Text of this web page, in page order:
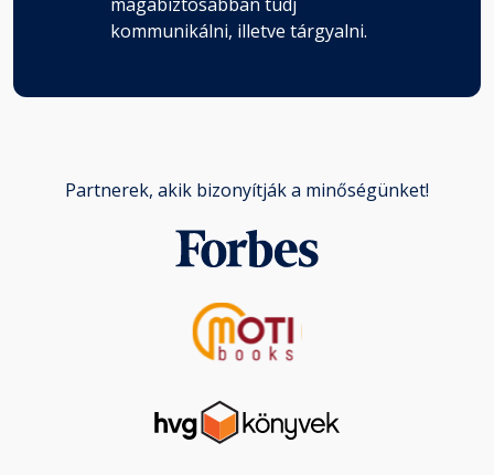
kommunikálni, illetve tárgyalni.
Partnerek, akik bizonyítják a minőségünket!